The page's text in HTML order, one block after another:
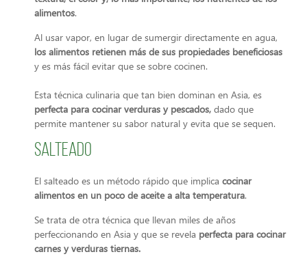
alimentos.
Al usar vapor, en lugar de sumergir directamente en agua,
los alimentos retienen más de sus propiedades beneficiosas
y es más fácil evitar que se sobre cocinen.
Esta técnica culinaria que tan bien dominan en Asia, es
perfecta para cocinar verduras y pescados, dado que
permite mantener su sabor natural y evita que se sequen.
Salteado
El salteado es un método rápido que implica cocinar
alimentos en un poco de aceite a alta temperatura.
Se trata de otra técnica que llevan miles de años
perfeccionando en Asia y que se revela perfecta para cocinar
carnes y verduras tiernas.